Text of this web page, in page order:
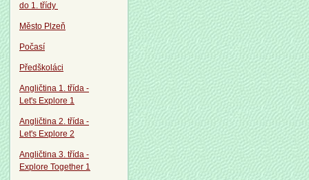
do 1. třídy
Město Plzeň
Počasí
Předškoláci
Angličtina 1. třída -
Let's Explore 1
Angličtina 2. třída -
Let's Explore 2
Angličtina 3. třída -
Explore Together 1